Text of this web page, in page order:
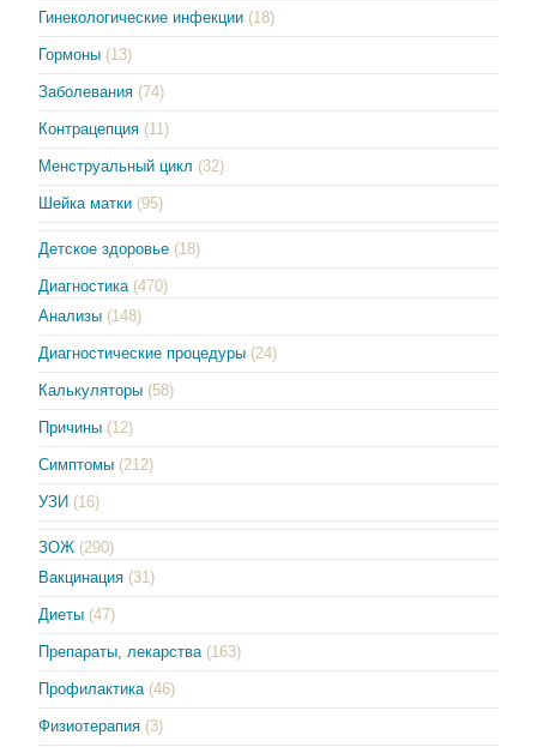
Гинекологические инфекции (18)
Гормоны (13)
Заболевания (74)
Контрацепция (11)
Менструальный цикл (32)
Шейка матки (95)
Детское здоровье (18)
Диагностика (470)
Анализы (148)
Диагностические процедуры (24)
Калькуляторы (58)
Причины (12)
Симптомы (212)
УЗИ (16)
ЗОЖ (290)
Вакцинация (31)
Диеты (47)
Препараты, лекарства (163)
Профилактика (46)
Физиотерапия (3)